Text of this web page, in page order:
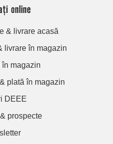
online
& livrare acasă
livrare în magazin
în magazin
plată în magazin
DEEE
prospecte